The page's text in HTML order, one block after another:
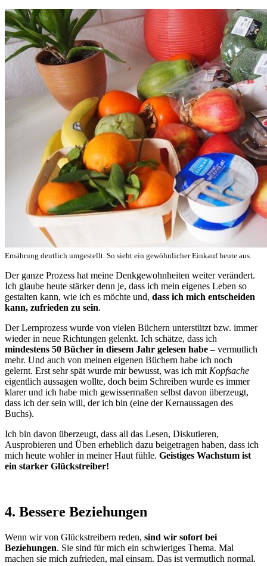
Ernährung deutlich umgestellt. So sieht ein gewöhnlicher Einkauf heute aus.
Der ganze Prozess hat meine Denkgewohnheiten weiter verändert.
Ich glaube heute stärker denn je, dass ich mein eigenes Leben so
gestalten kann, wie ich es möchte und, dass ich mich entscheiden
kann, zufrieden zu sein.
Der Lernprozess wurde von vielen Büchern unterstützt bzw. immer
wieder in neue Richtungen gelenkt. Ich schätze, dass ich
mindestens 50 Bücher in diesem Jahr gelesen habe – vermutlich
mehr. Und auch von meinen eigenen Büchern habe ich noch
gelernt. Erst sehr spät wurde mir bewusst, was ich mit Kopfsache
eigentlich aussagen wollte, doch beim Schreiben wurde es immer
klarer und ich habe mich gewissermaßen selbst davon überzeugt,
dass ich der sein will, der ich bin (eine der Kernaussagen des
Buchs).
Ich bin davon überzeugt, dass all das Lesen, Diskutieren,
Ausprobieren und Üben erheblich dazu beigetragen haben, dass ich
mich heute wohler in meiner Haut fühle. Geistiges Wachstum ist
ein starker Glückstreiber!
4. Bessere Beziehungen
Wenn wir von Glückstreibern reden, sind wir sofort bei
Beziehungen. Sie sind für mich ein schwieriges Thema. Mal
machen sie mich zufrieden, mal einsam. Das ist vermutlich normal.